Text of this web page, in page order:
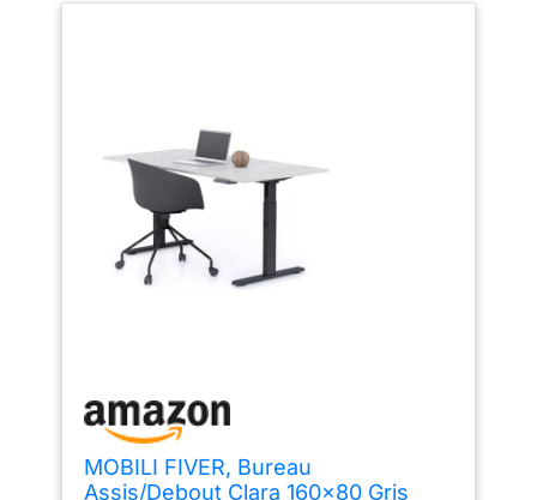
MOBILI FIVER, Bureau
Assis/Debout Clara 160x80 Gris